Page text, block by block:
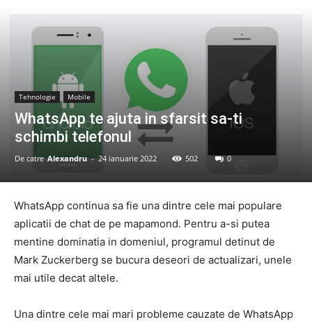
Tehnologie Mobile
WhatsApp te ajuta in sfarsit sa-ti
schimbi telefonul
De catre Alexandru - 24 ianuarie 2022 502 0
WhatsApp continua sa fie una dintre cele mai populare
aplicatii de chat de pe mapamond. Pentru a-si putea
mentine dominatia in domeniul, programul detinut de
Mark Zuckerberg se bucura deseori de actualizari, unele
mai utile decat altele.
Una dintre cele mai mari probleme cauzate de WhatsApp